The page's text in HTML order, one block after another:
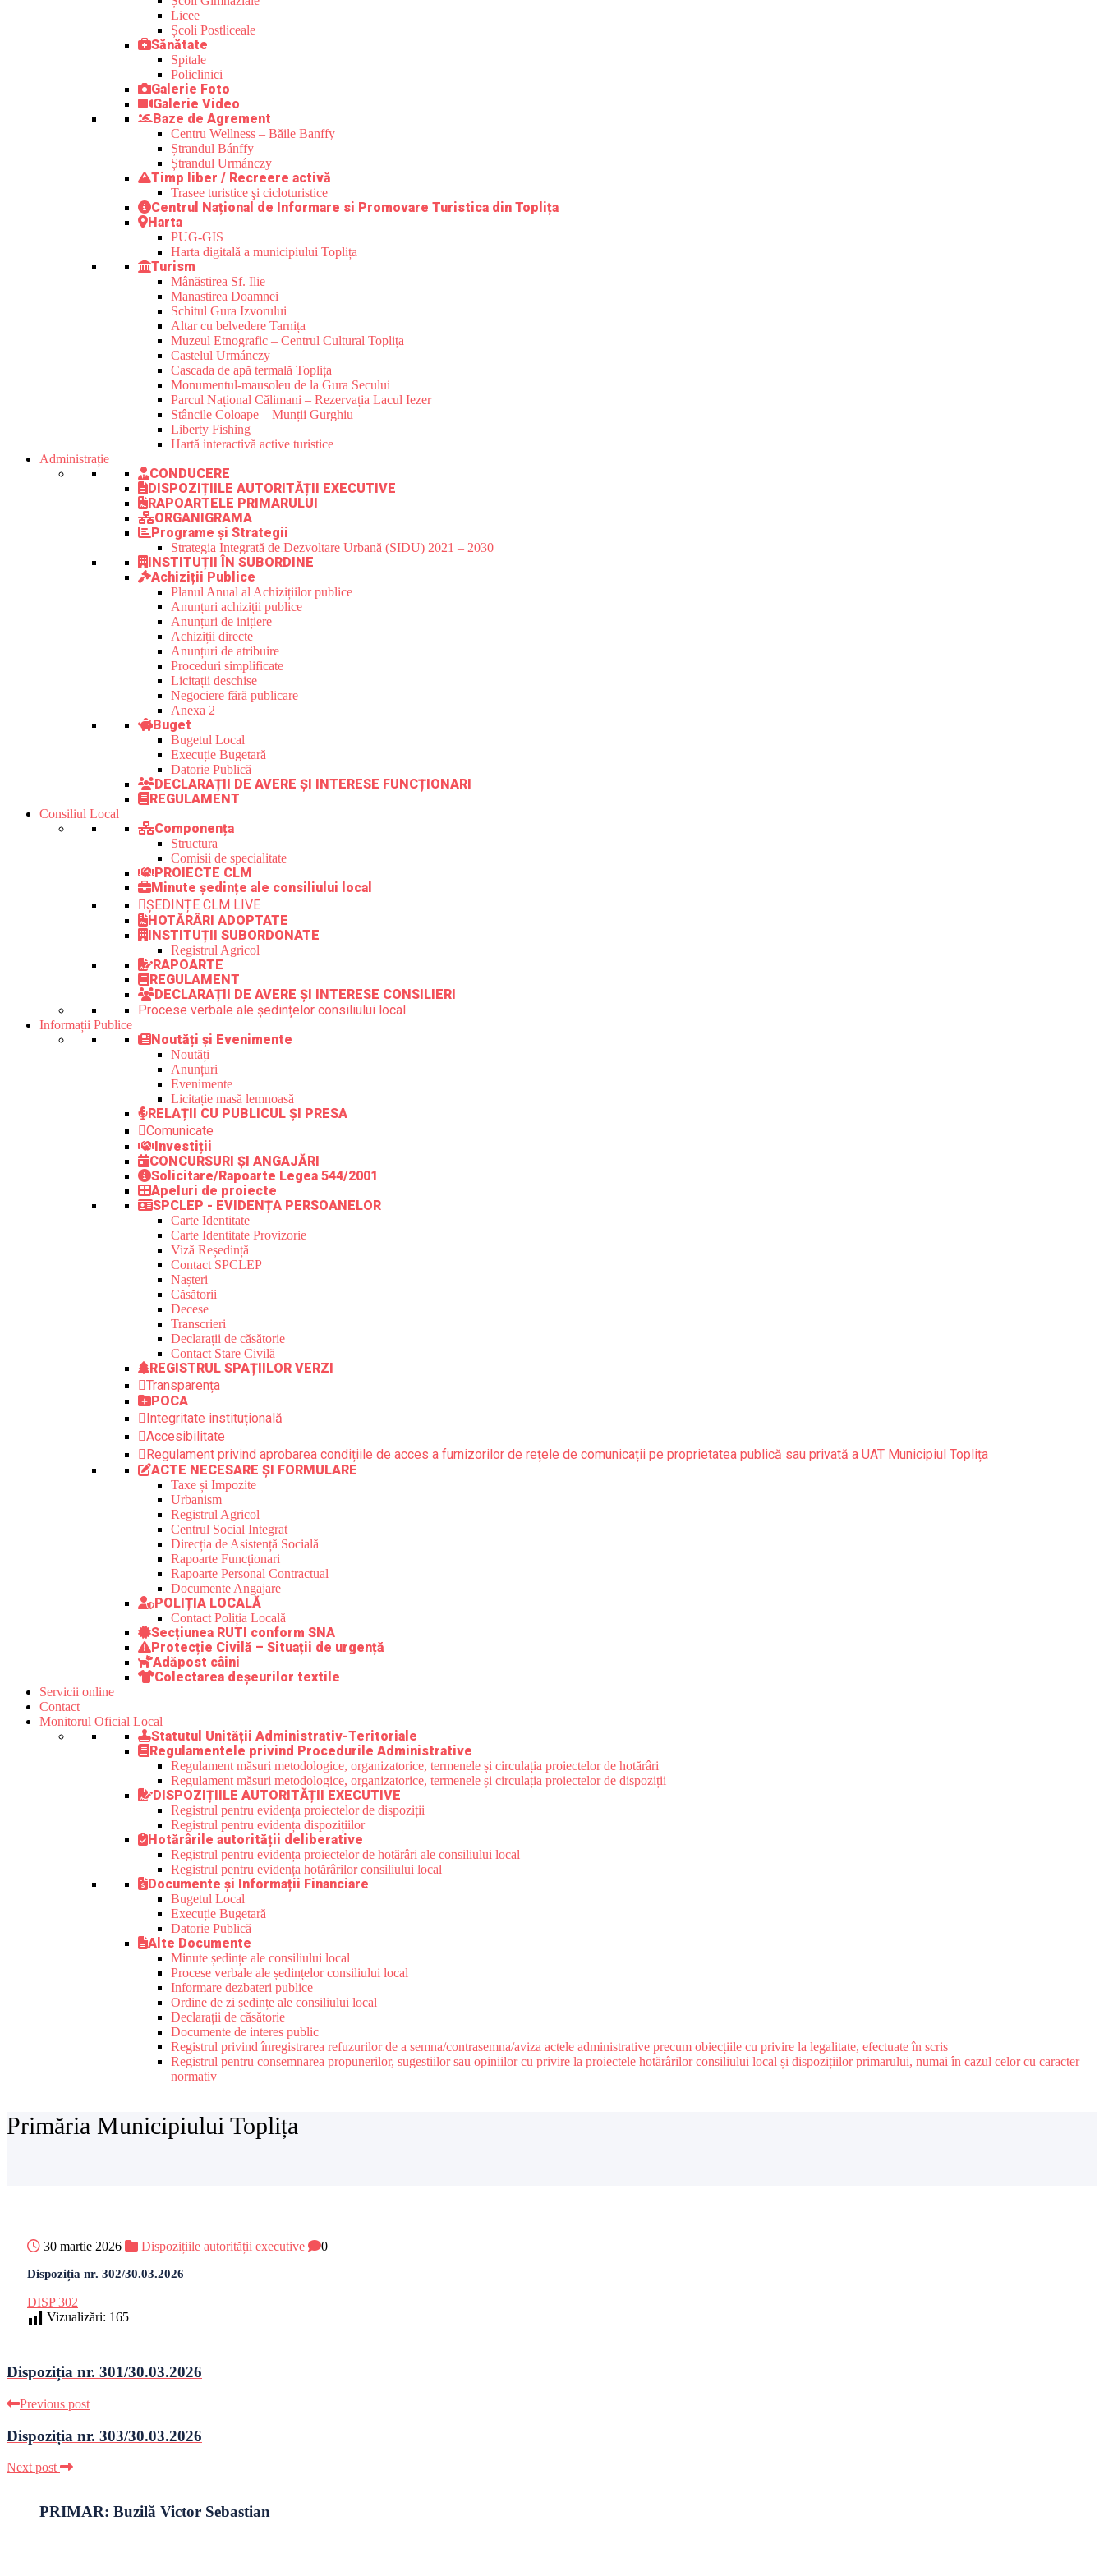
Licee
Școli Postliceale
Sănătate
Spitale
Policlinici
Galerie Foto
Galerie Video
Baze de Agrement
Centru Wellness – Băile Banffy
Ștrandul Bánffy
Ștrandul Urmánczy
Timp liber / Recreere activă
Trasee turistice şi cicloturistice
Centrul Național de Informare si Promovare Turistica din Toplița
Harta
PUG-GIS
Harta digitală a municipiului Toplița
Turism
Mânăstirea Sf. Ilie
Manastirea Doamnei
Schitul Gura Izvorului
Altar cu belvedere Tarnița
Muzeul Etnografic – Centrul Cultural Toplița
Castelul Urmánczy
Cascada de apă termală Toplița
Monumentul-mausoleu de la Gura Secului
Parcul Național Călimani – Rezervația Lacul Iezer
Stâncile Coloape – Munții Gurghiu
Liberty Fishing
Hartă interactivă active turistice
Administrație
CONDUCERE
DISPOZIȚIILE AUTORITĂȚII EXECUTIVE
RAPOARTELE PRIMARULUI
ORGANIGRAMA
Programe și Strategii
Strategia Integrată de Dezvoltare Urbană (SIDU) 2021 – 2030
INSTITUȚII ÎN SUBORDINE
Achiziții Publice
Planul Anual al Achizițiilor publice
Anunțuri achiziții publice
Anunțuri de inițiere
Achiziții directe
Anunțuri de atribuire
Proceduri simplificate
Licitații deschise
Negociere fără publicare
Anexa 2
Buget
Bugetul Local
Execuție Bugetară
Datorie Publică
DECLARAȚII DE AVERE ȘI INTERESE FUNCȚIONARI
REGULAMENT
Consiliul Local
Componența
Structura
Comisii de specialitate
PROIECTE CLM
Minute ședințe ale consiliului local
ȘEDINȚE CLM LIVE
HOTĂRÂRI ADOPTATE
INSTITUȚII SUBORDONATE
Registrul Agricol
RAPOARTE
REGULAMENT
DECLARAȚII DE AVERE ȘI INTERESE CONSILIERI
Procese verbale ale ședințelor consiliului local
Informații Publice
Noutăți și Evenimente
Noutăți
Anunțuri
Evenimente
Licitație masă lemnoasă
RELAȚII CU PUBLICUL ȘI PRESA
Comunicate
Investiții
CONCURSURI ȘI ANGAJĂRI
Solicitare/Rapoarte Legea 544/2001
Apeluri de proiecte
SPCLEP - EVIDENȚA PERSOANELOR
Carte Identitate
Carte Identitate Provizorie
Viză Reședință
Contact SPCLEP
Nașteri
Căsătorii
Decese
Transcrieri
Declarații de căsătorie
Contact Stare Civilă
REGISTRUL SPAȚIILOR VERZI
Transparența
POCA
Integritate instituțională
Accesibilitate
Regulament privind aprobarea condițiile de acces a furnizorilor de rețele de comunicații pe proprietatea publică sau privată a UAT Municipiul Toplița
ACTE NECESARE ȘI FORMULARE
Taxe și Impozite
Urbanism
Registrul Agricol
Centrul Social Integrat
Direcția de Asistență Socială
Rapoarte Funcționari
Rapoarte Personal Contractual
Documente Angajare
POLIȚIA LOCALĂ
Contact Poliția Locală
Secțiunea RUTI conform SNA
Protecție Civilă – Situații de urgență
Adăpost câini
Colectarea deșeurilor textile
Servicii online
Contact
Monitorul Oficial Local
Statutul Unității Administrativ-Teritoriale
Regulamentele privind Procedurile Administrative
Regulament măsuri metodologice, organizatorice, termenele și circulația proiectelor de hotărâri
Regulament măsuri metodologice, organizatorice, termenele și circulația proiectelor de dispoziții
DISPOZIȚIILE AUTORITĂȚII EXECUTIVE
Registrul pentru evidența proiectelor de dispoziții
Registrul pentru evidența dispozițiilor
Hotărârile autorității deliberative
Registrul pentru evidența proiectelor de hotărâri ale consiliului local
Registrul pentru evidența hotărârilor consiliului local
Documente și Informații Financiare
Bugetul Local
Execuție Bugetară
Datorie Publică
Alte Documente
Minute ședințe ale consiliului local
Procese verbale ale ședințelor consiliului local
Informare dezbateri publice
Ordine de zi ședințe ale consiliului local
Declarații de căsătorie
Documente de interes public
Registrul privind înregistrarea refuzurilor de a semna/contrasemna/aviza actele administrative precum obiecțiile cu privire la legalitate, efectuate în scris
Registrul pentru consemnarea propunerilor, sugestiilor sau opiniilor cu privire la proiectele hotărârilor consiliului local și dispozițiilor primarului, numai în cazul celor cu caracter
normativ
Primăria Municipiului Toplița
30 martie 2026 Dispozițiile autorității executive 0
Dispoziția nr. 302/30.03.2026
DISP 302
Vizualizări: 165
Dispoziția nr. 301/30.03.2026
Previous post
Dispoziția nr. 303/30.03.2026
Next post
PRIMAR: Buzilă Victor Sebastian